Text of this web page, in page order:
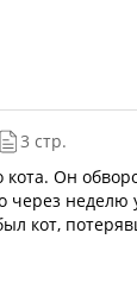
3 стр.
Он
через неделю
кот,